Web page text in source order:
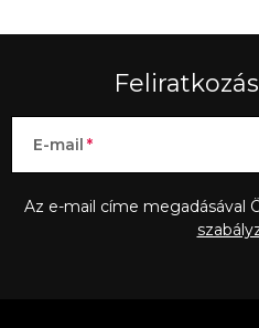
E-mail
Az e-mail címe megadásával